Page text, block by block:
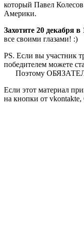
который Павел
Америки.
Захотите 20 декабря в
все своими глазами! :)
PS. Если вы участник
победителем можете
Поэтому
Если этот материал
на кнопки от